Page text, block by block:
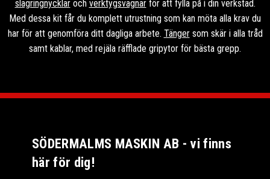
slagringnycklaroch verktygsvagnarför att fylla på i din verkstad.
Med dessa kit får du komplett utrustning som kan möta alla krav du
har för att genomföra ditt dagliga arbete. Tängersom skär i alla tråd
samt kablar, med rejäla räfflade gripytor för bästa grepp.
SÖDERMALMS MASKIN AB - vi finns
här för dig!